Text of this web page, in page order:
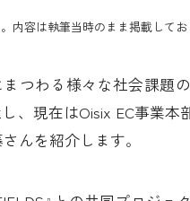
内容は執筆当時のまま掲載してお
つわる様々な社会課題
、現在はOisix EC事業本
んを紹介します。